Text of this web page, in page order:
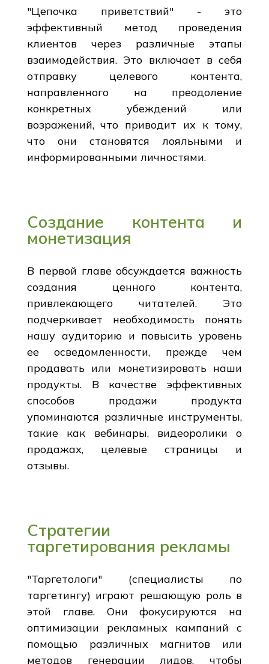
"Цепочка приветствий" - это
эффективный метод проведения
клиентов через различные этапы
взаимодействия. Это включает в себя
отправку целевого контента,
направленного на преодоление
конкретных убеждений или
возражений, что приводит их к тому,
что они становятся лояльными и
информированными личностями.
Создание контента и
монетизация
В первой главе обсуждается важность
создания ценного контента,
привлекающего читателей. Это
подчеркивает необходимость понять
нашу аудиторию и повысить уровень
ее осведомленности, прежде чем
продавать или монетизировать наши
продукты. В качестве эффективных
способов продажи продукта
упоминаются различные инструменты,
такие как вебинары, видеоролики о
продажах, целевые страницы и
отзывы.
Стратегии
таргетирования рекламы
"Таргетологи" (специалисты по
таргетингу) играют решающую роль в
этой главе. Они фокусируются на
оптимизации рекламных кампаний с
помощью различных магнитов или
методов генерации лидов, чтобы